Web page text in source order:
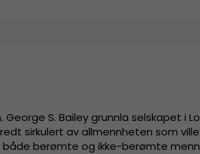
S. Bailey grunnla selskapet i
sirkulert av allmennheten som
berømte og ikke-berømte